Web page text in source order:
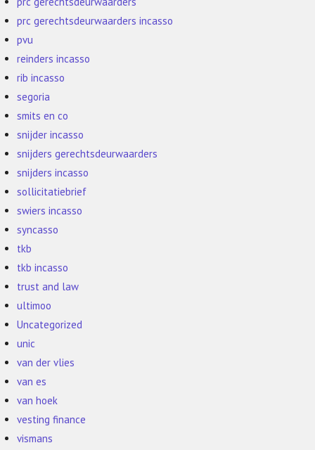
prc gerechtsdeurwaarders incasso
pvu
reinders incasso
rib incasso
segoria
smits en co
snijder incasso
snijders gerechtsdeurwaarders
snijders incasso
sollicitatiebrief
swiers incasso
syncasso
tkb
tkb incasso
trust and law
ultimoo
Uncategorized
unic
van der vlies
van es
van hoek
vesting finance
vismans